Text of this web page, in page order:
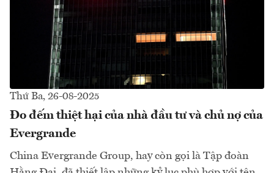
Thứ Ba, 26-08-2025
Đo đếm thiệt hại của nhà đầu tư và chủ nợ của
Evergrande
China Evergrande Group, hay còn gọi là Tập đoàn